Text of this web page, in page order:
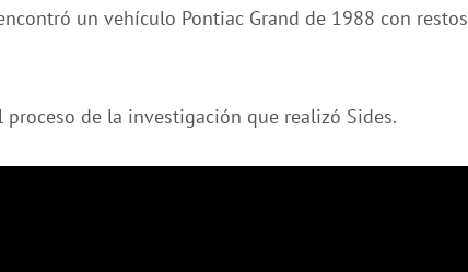
un vehículo Pontiac Grand de 1988 con restos
de la investigación que realizó Sides.